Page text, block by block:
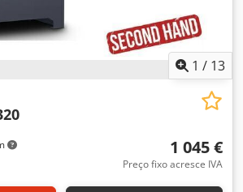
1 / 13
1 045 €
Preço fixo acresce IVA